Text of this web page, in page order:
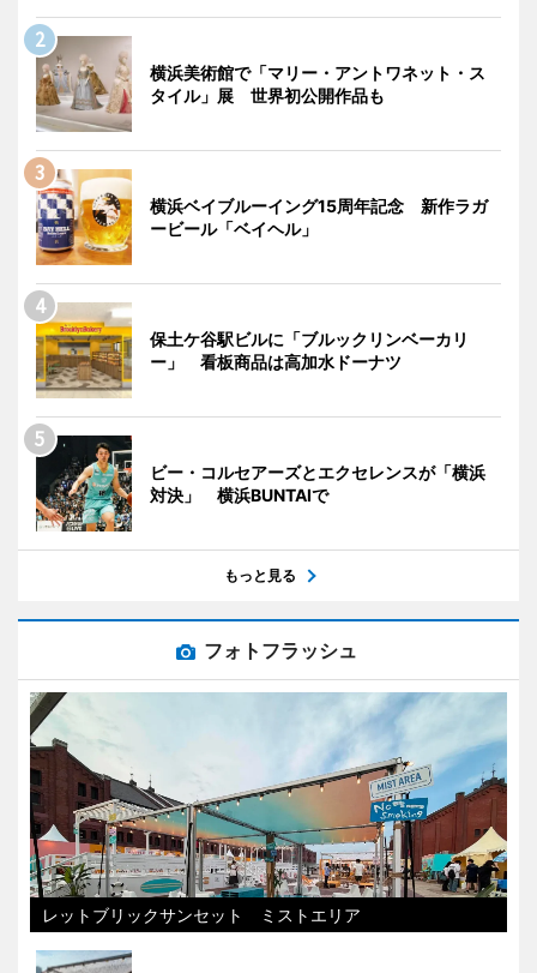
横浜美術館で「マリー・アントワネット・ス
タイル」展 世界初公開作品も
横浜ベイブルーイング15周年記念 新作ラガ
ービール「ベイヘル」
保土ケ谷駅ビルに「ブルックリンベーカリ
ー」 看板商品は高加水ドーナツ
ビー・コルセアーズとエクセレンスが「横浜
対決」 横浜BUNTAIで
もっと見る
フォトフラッシュ
レットブリックサンセット ミストエリア